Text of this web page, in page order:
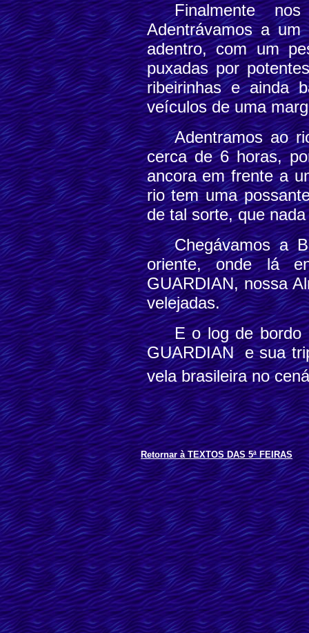
Finalmente
Adentrávamos a
adentro, com um
puxadas por
ribeirinhas e ainda
veículos de uma
Adentramos ao
cerca de 6 horas,
ancora em frente a
rio tem uma
de tal sorte, que
Chegávamos a
oriente, onde lá
GUARDIAN, nossa
velejadas.
E o log de bordo
GUARDIAN e sua
vela brasileira no
RetornaràTEXTOS DAS5ª FEIRAS